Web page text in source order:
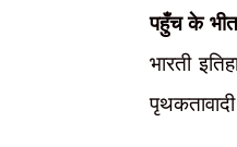
पहुँच के
भारती